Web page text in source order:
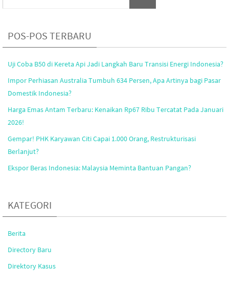
POS-POS TERBARU
Uji Coba B50 di Kereta Api Jadi Langkah Baru Transisi Energi Indonesia?
Impor Perhiasan Australia Tumbuh 634 Persen, Apa Artinya bagi Pasar
Domestik Indonesia?
Harga Emas Antam Terbaru: Kenaikan Rp67 Ribu Tercatat Pada Januari
2026!
Gempar! PHK Karyawan Citi Capai 1.000 Orang, Restrukturisasi
Berlanjut?
Ekspor Beras Indonesia: Malaysia Meminta Bantuan Pangan?
KATEGORI
Berita
Directory Baru
Direktory Kasus